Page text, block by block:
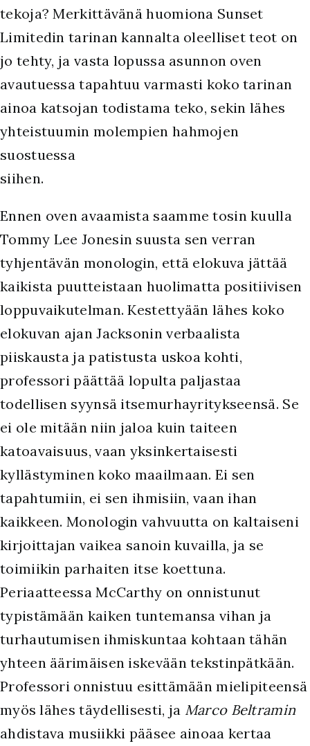
tekoja? Merkittävänä huomiona Sunset
Limitedin tarinan kannalta oleelliset teot on
jo tehty, ja vasta lopussa asunnon oven
avautuessa tapahtuu varmasti koko tarinan
ainoa katsojan todistama teko, sekin lähes
yhteistuumin molempien hahmojen
suostuessa
siihen.
Ennen oven avaamista saamme tosin kuulla
Tommy Lee Jonesin suusta sen verran
tyhjentävän monologin, että elokuva jättää
kaikista puutteistaan huolimatta positiivisen
loppuvaikutelman. Kestettyään lähes koko
elokuvan ajan Jacksonin verbaalista
piiskausta ja patistusta uskoa kohti,
professori päättää lopulta paljastaa
todellisen syynsä itsemurhayritykseensä. Se
ei ole mitään niin jaloa kuin taiteen
katoavaisuus, vaan yksinkertaisesti
kyllästyminen koko maailmaan. Ei sen
tapahtumiin, ei sen ihmisiin, vaan ihan
kaikkeen. Monologin vahvuutta on kaltaiseni
kirjoittajan vaikea sanoin kuvailla, ja se
toimiikin parhaiten itse koettuna.
Periaatteessa McCarthy on onnistunut
typistämään kaiken tuntemansa vihan ja
turhautumisen ihmiskuntaa kohtaan tähän
yhteen äärimäisen iskevään tekstinpätkään.
Professori onnistuu esittämään mielipiteensä
myös lähes täydellisesti, ja Marco Beltramin
ahdistava musiikki pääsee ainoaa kertaa